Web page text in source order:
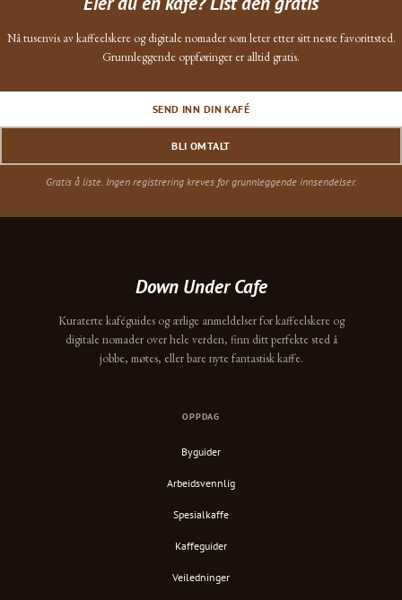
Nå tusenvis av kaffeelskere og digitale nomader som leter etter sitt neste favorittsted.
Grunnleggende oppføringer er alltid gratis.
SEND INN DIN KAFÉ
BLI OMTALT
Gratis å liste. Ingen registrering kreves for grunnleggende innsendelser.
Down Under Cafe
Kuraterte kaféguides og ærlige anmeldelser for kaffeelskere og
digitale nomader over hele verden, finn ditt perfekte sted å
jobbe, møtes, eller bare nyte fantastisk kaffe.
OPPDAG
Byguider
Arbeidsvennlig
Spesialkaffe
Kaffeguider
Veiledninger